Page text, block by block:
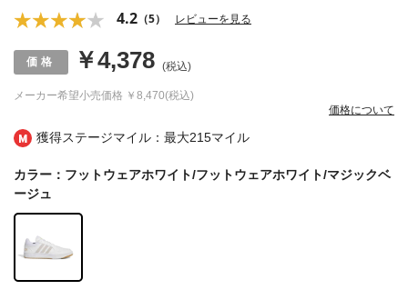
獲得ステージマイル：最大215マイル
4.2 （5） レビューを見る
メーカー希望小売価格 ￥8,470(税込)
￥4,378 (税込)
価格について
カラー：フットウェアホワイト/フットウェアホワイト/マジックベ
ージュ